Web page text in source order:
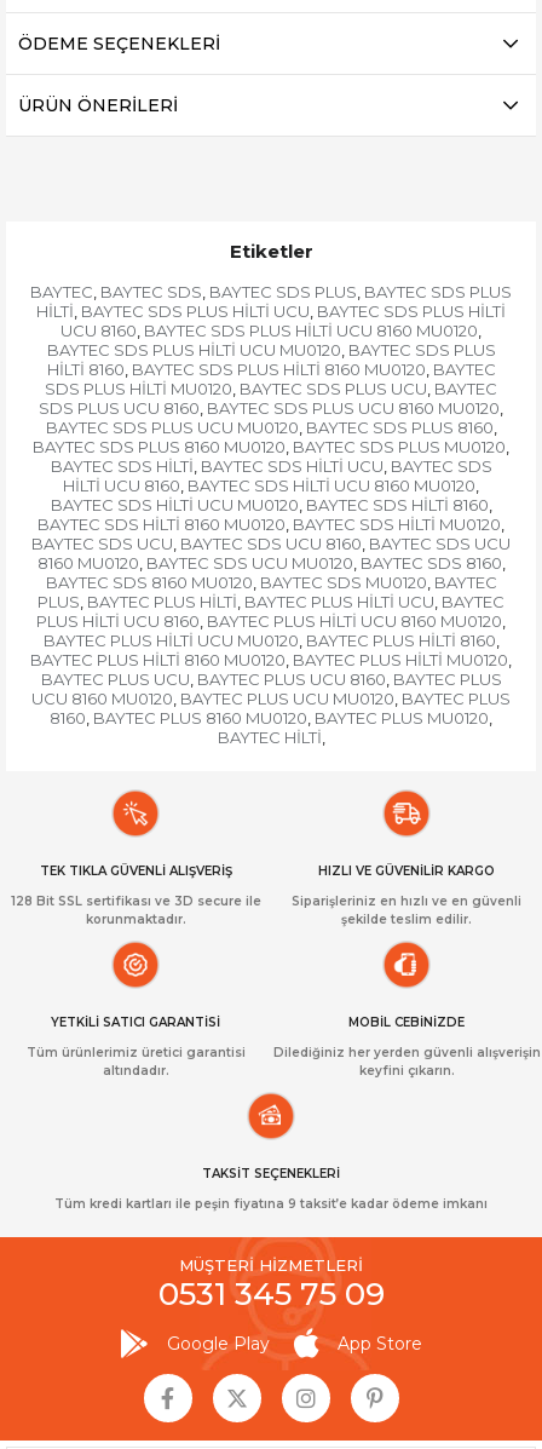
ÖDEME SEÇENEKLERI
ÜRÜN ÖNERILERI
Etiketler
BAYTEC, BAYTEC SDS, BAYTEC SDS PLUS, BAYTEC SDS PLUS
HİLTİ, BAYTEC SDS PLUS HİLTİ UCU, BAYTEC SDS PLUS HİLTİ
UCU 8160, BAYTEC SDS PLUS HİLTİ UCU 8160 MU0120,
BAYTEC SDS PLUS HİLTİ UCU MU0120, BAYTEC SDS PLUS
HİLTİ 8160, BAYTEC SDS PLUS HİLTİ 8160 MU0120, BAYTEC
SDS PLUS HİLTİ MU0120, BAYTEC SDS PLUS UCU, BAYTEC
SDS PLUS UCU 8160, BAYTEC SDS PLUS UCU 8160 MU0120,
BAYTEC SDS PLUS UCU MU0120, BAYTEC SDS PLUS 8160,
BAYTEC SDS PLUS 8160 MU0120, BAYTEC SDS PLUS MU0120,
BAYTEC SDS HİLTİ, BAYTEC SDS HİLTİ UCU, BAYTEC SDS
HİLTİ UCU 8160, BAYTEC SDS HİLTİ UCU 8160 MU0120,
BAYTEC SDS HİLTİ UCU MU0120, BAYTEC SDS HİLTİ 8160,
BAYTEC SDS HİLTİ 8160 MU0120, BAYTEC SDS HİLTİ MU0120,
BAYTEC SDS UCU, BAYTEC SDS UCU 8160, BAYTEC SDS UCU
8160 MU0120, BAYTEC SDS UCU MU0120, BAYTEC SDS 8160,
BAYTEC SDS 8160 MU0120, BAYTEC SDS MU0120, BAYTEC
PLUS, BAYTEC PLUS HİLTİ, BAYTEC PLUS HİLTİ UCU, BAYTEC
PLUS HİLTİ UCU 8160, BAYTEC PLUS HİLTİ UCU 8160 MU0120,
BAYTEC PLUS HİLTİ UCU MU0120, BAYTEC PLUS HİLTİ 8160,
BAYTEC PLUS HİLTİ 8160 MU0120, BAYTEC PLUS HİLTİ MU0120,
BAYTEC PLUS UCU, BAYTEC PLUS UCU 8160, BAYTEC PLUS
UCU 8160 MU0120, BAYTEC PLUS UCU MU0120, BAYTEC PLUS
8160, BAYTEC PLUS 8160 MU0120, BAYTEC PLUS MU0120,
BAYTEC HİLTİ,
TEK TIKLA GÜVENLİ ALIŞVERİŞ
128 Bit SSL sertifikası ve 3D secure ile
korunmaktadır.
HIZLI VE GÜVENİLİR KARGO
Siparişleriniz en hızlı ve en güvenli
şekilde teslim edilir.
YETKİLİ SATICI GARANTİSİ
Tüm ürünlerimiz üretici garantisi
altındadır.
MOBİL CEBİNİZDE
Dilediğiniz her yerden güvenli alışverişin
keyfini çıkarın.
TAKSİT SEÇENEKLERİ
Tüm kredi kartları ile peşin fiyatına 9 taksit’e kadar ödeme imkanı
MÜŞTERİ HİZMETLERİ
0531 345 75 09
Google Play App Store